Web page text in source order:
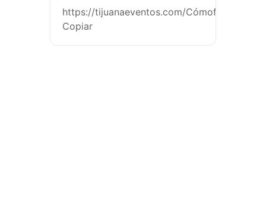
https://tijuanaeventos.com/
Copiar